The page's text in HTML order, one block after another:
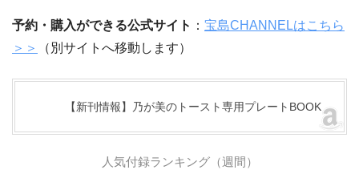
予約・購入ができる公式サイト ： 宝島CHANNELはこちら
＞＞
（別サイトへ移動します）
【新刊情報】乃が美のトースト専用プレートBOOK
人気付録ランキング（週間）